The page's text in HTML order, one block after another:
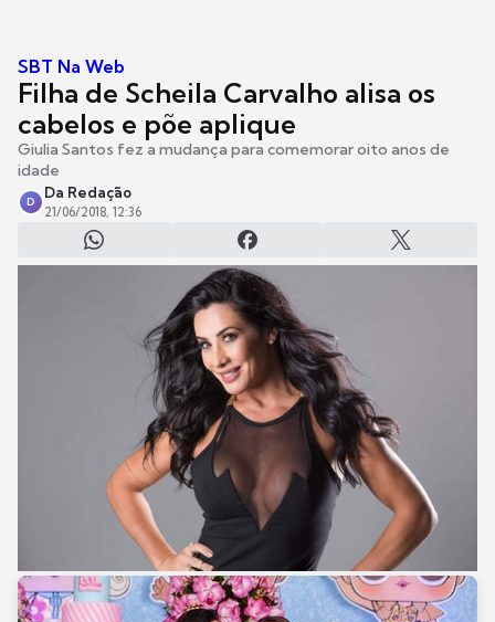
SBT Na Web
Filha de Scheila Carvalho alisa os
cabelos e põe aplique
Giulia Santos fez a mudança para comemorar oito anos de
idade
D
Da Redação
21/06/2018, 12:36